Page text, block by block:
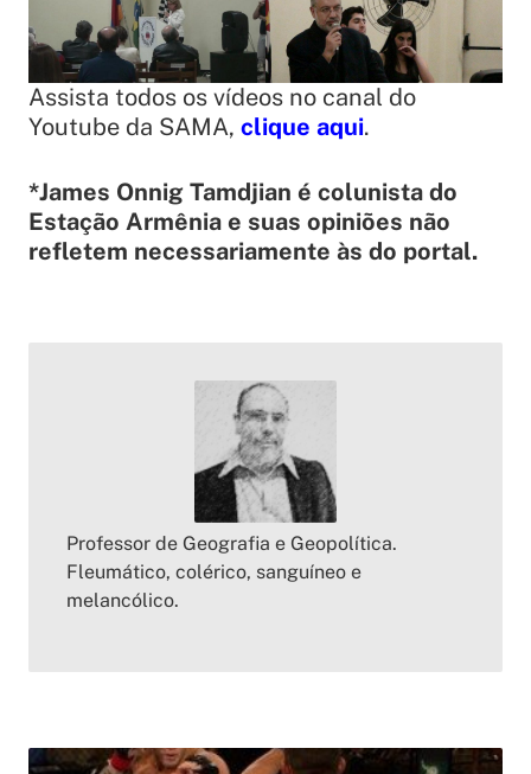
Assista todos os vídeos no canal do
Youtube da SAMA, clique aqui.
*James Onnig Tamdjian é colunista do
Estação Armênia e suas opiniões não
refletem necessariamente às do portal.
Professor de Geografia e Geopolítica.
Fleumático, colérico, sanguíneo e
melancólico.